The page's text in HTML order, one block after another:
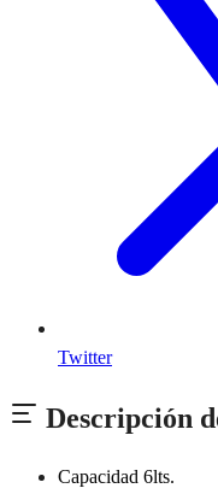
Twitter
Descripción
Capacidad 6lts.